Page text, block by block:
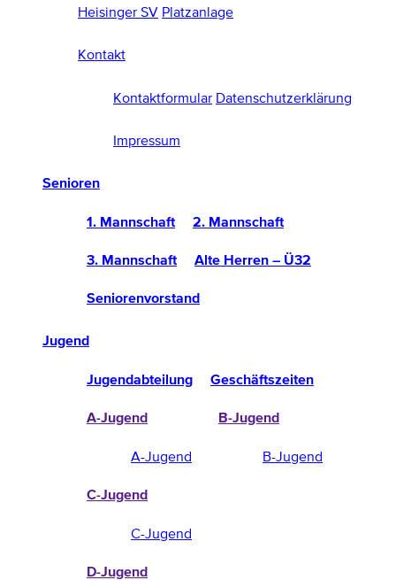
Heisinger SV Platzanlage
Kontakt
Kontaktformular Datenschutzerklärung
Impressum
Senioren
1. Mannschaft 2. Mannschaft
3. Mannschaft Alte Herren – Ü32
Seniorenvorstand
Jugend
Jugendabteilung Geschäftszeiten
A-Jugend
A-Jugend
B-Jugend
B-Jugend
C-Jugend
C-Jugend
D-Jugend